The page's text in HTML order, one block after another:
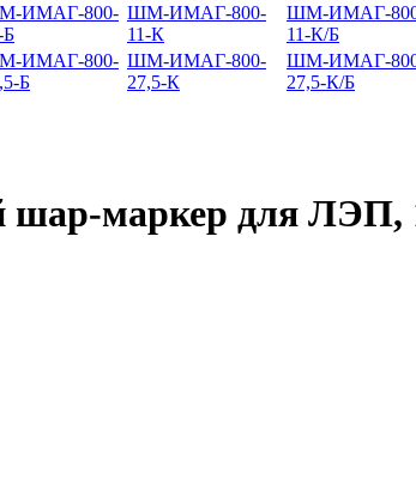
ИМАГ-800-
Б
ШМ-ИМАГ-800-
11-К
ШМ-ИМАГ-
11-К/Б
ИМАГ-800-
Б
ШМ-ИМАГ-800-
27,5-К
ШМ-ИМАГ-
27,5-К/Б
маркер для ЛЭП,